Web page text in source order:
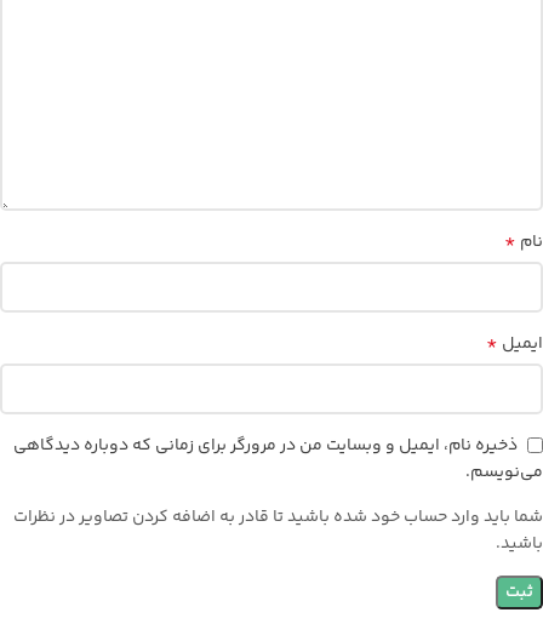
نام *
ایمیل *
ذخیره نام، ایمیل و وبسایت من در مرورگر برای زمانی که دوباره دیدگاهی
می‌نویسم.
شما باید وارد حساب خود شده باشید تا قادر به اضافه کردن تصاویر در نظرات
باشید.